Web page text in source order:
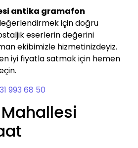
antika gramafon
için doğru
eserlerin değerini
ekibimizle hizmetinizdeyiz.
iyi fiyatla satmak için hemen
993 68 50